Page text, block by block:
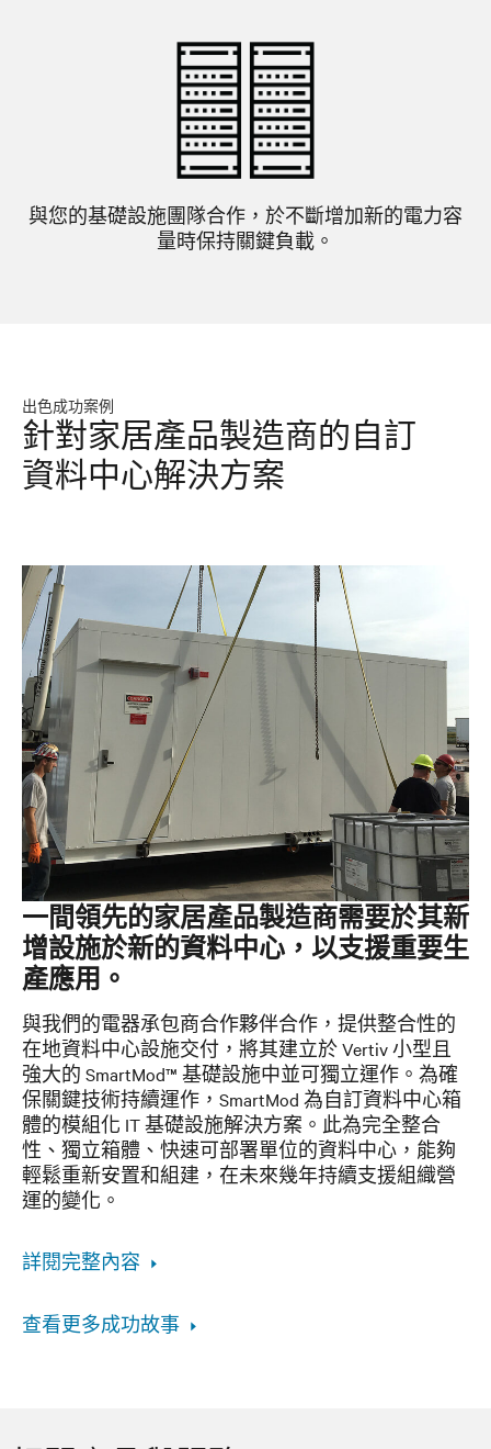
與您的基礎設施團隊合作，於不斷增加新的電力容
量時保持關鍵負載。
出色成功案例
針對家居產品製造商的自訂
資料中心解決方案
一間領先的家居產品製造商需要於其新
增設施於新的資料中心，以支援重要生
產應用。
與我們的電器承包商合作夥伴合作，提供整合性的
在地資料中心設施交付，將其建立於 Vertiv 小型且
強大的 SmartMod™ 基礎設施中並可獨立運作。為確
保關鍵技術持續運作，SmartMod 為自訂資料中心箱
體的模組化 IT 基礎設施解決方案。此為完全整合
性、獨立箱體、快速可部署單位的資料中心，能夠
輕鬆重新安置和組建，在未來幾年持續支援組織營
運的變化。
詳閱完整內容
查看更多成功故事